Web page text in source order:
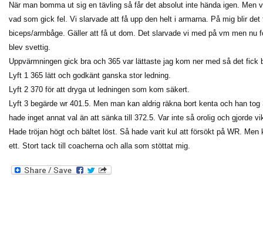
När man bomma ut sig en tävling så får det absolut inte hända igen. Men
vad som gick fel. Vi slarvade att få upp den helt i armarna. På mig blir
biceps/armbåge. Gäller att få ut dom. Det slarvade vi med på vm men nu
blev svettig.
Uppvärmningen gick bra och 365 var lättaste jag kom ner med så det fick
Lyft 1 365 lätt och godkänt ganska stor ledning.
Lyft 2 370 för att dryga ut ledningen som kom säkert.
Lyft 3 begärde wr 401.5. Men man kan aldrig räkna bort kenta och han
hade inget annat val än att sänka till 372.5. Var inte så orolig och gjorde
Hade tröjan högt och bältet löst. Så hade varit kul att försökt på WR. Men
ett. Stort tack till coacherna och alla som stöttat mig.